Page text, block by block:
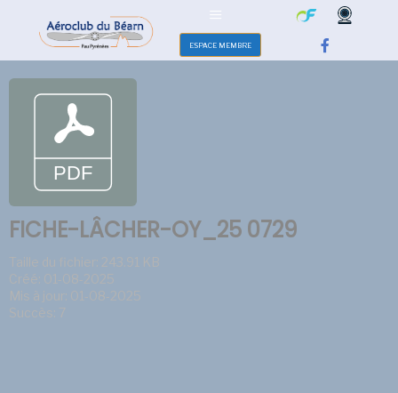
ESPACE MEMBRE
FICHE-LÂCHER-OY_25 0729
Taille du fichier: 243.91 KB
Créé: 01-08-2025
Mis à jour: 01-08-2025
Succès: 7